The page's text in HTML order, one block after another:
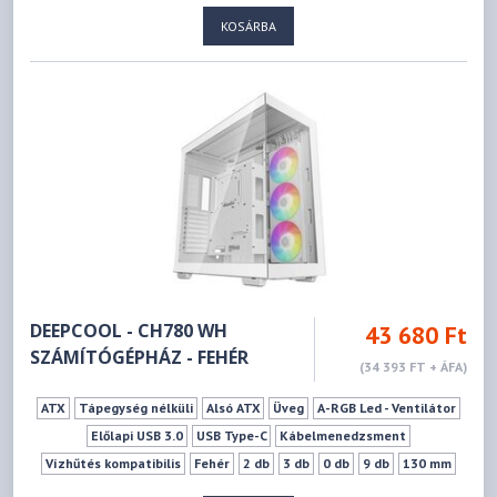
KOSÁRBA
DEEPCOOL - CH780 WH
SZÁMÍTÓGÉPHÁZ - FEHÉR
43 680 Ft
(34 393 FT + ÁFA)
ATX Tápegység nélküli Alsó ATX Üveg
A-RGB Led - Ventilátor
Előlapi USB 3.0
USB Type-C
Kábelmenedzsment
Vízhűtés kompatibilis
Fehér 2 db 3 db 0 db 9 db
130 mm